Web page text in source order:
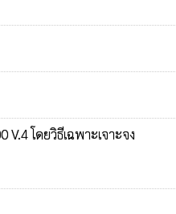
โดยวิธีเฉพาะเจาะจง